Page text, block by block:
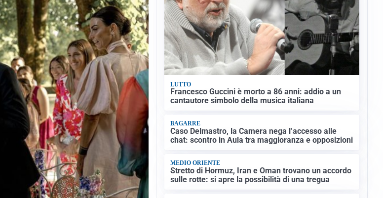
LUTTO
Francesco Guccini è morto a 86 anni: addio a un
cantautore simbolo della musica italiana
BAGARRE
Caso Delmastro, la Camera nega l’accesso alle
chat: scontro in Aula tra maggioranza e opposizioni
MEDIO ORIENTE
Stretto di Hormuz, Iran e Oman trovano un accordo
sulle rotte: si apre la possibilità di una tregua